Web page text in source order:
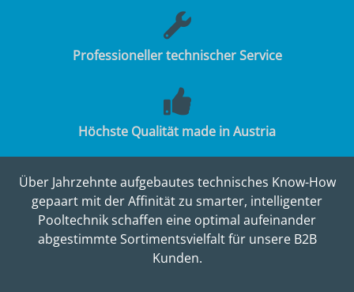
Professioneller technischer Service
Höchste Qualität made in Austria
Über Jahrzehnte aufgebautes technisches Know-How
gepaart mit der Affinität zu smarter, intelligenter
Pooltechnik schaffen eine optimal aufeinander
abgestimmte Sortimentsvielfalt für unsere B2B
Kunden.